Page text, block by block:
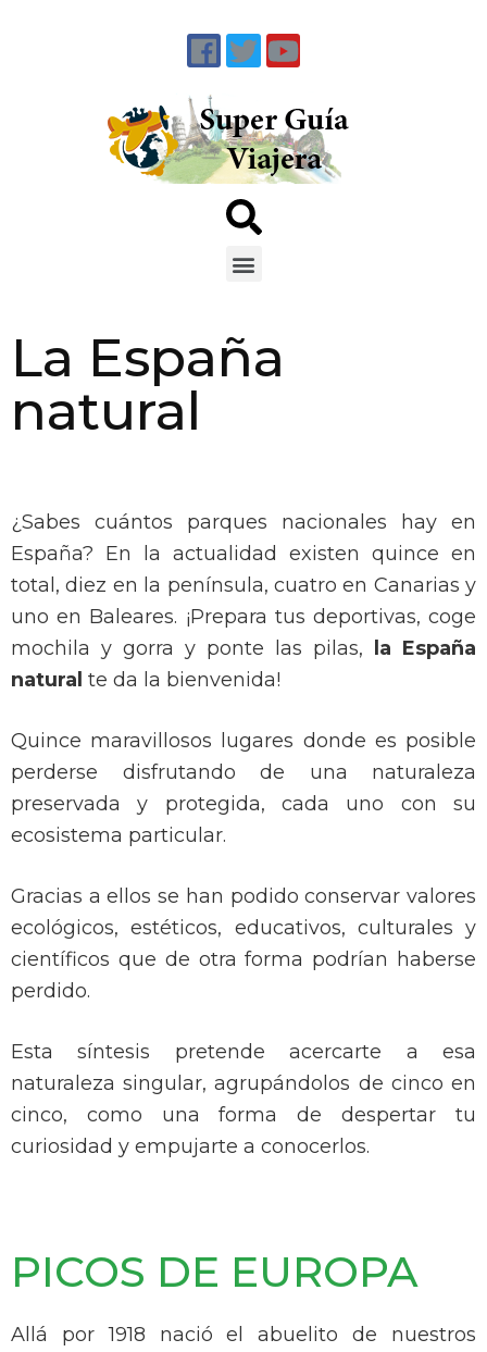
La España
natural
¿Sabes cuántos parques nacionales hay en
España? En la actualidad existen quince en
total, diez en la península, cuatro en Canarias y
uno en Baleares. ¡Prepara tus deportivas, coge
mochila y gorra y ponte las pilas,
la España
natural te da la bienvenida!
Quince maravillosos lugares donde es posible
perderse disfrutando de una naturaleza
preservada y protegida, cada uno con su
ecosistema particular.
Gracias a ellos se han podido conservar valores
ecológicos, estéticos, educativos, culturales y
científicos que de otra forma podrían haberse
perdido.
Esta síntesis pretende acercarte a esa
naturaleza singular, agrupándolos de cinco en
cinco, como una forma de despertar tu
curiosidad y empujarte a conocerlos.
PICOS DE EUROPA
Allá por 1918 nació el abuelito de nuestros